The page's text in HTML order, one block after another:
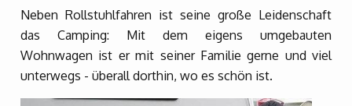
Neben Rollstuhlfahren ist seine große Leidenschaft
das Camping: Mit dem eigens umgebauten
Wohnwagen ist er mit seiner Familie gerne und viel
unterwegs - überall dorthin, wo es schön ist.